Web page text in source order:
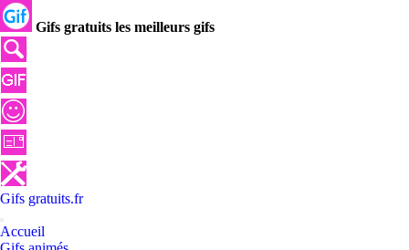
Gifs gratuits les meilleurs gifs
Gifs gratuits.fr
Accueil